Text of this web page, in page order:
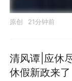
原创 21分钟前
清风谭|应休
休假新政来了